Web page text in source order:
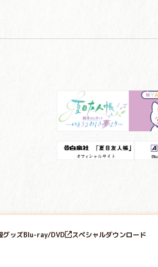
グッズBlu-ray/DVD スペシャルダウンロード